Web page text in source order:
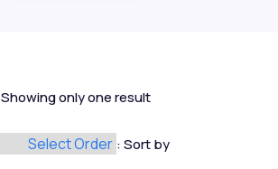
Showing only one result
Sort by :